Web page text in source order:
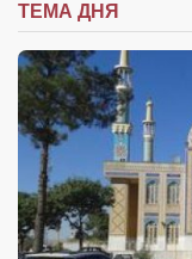
ТЕМА ДНЯ